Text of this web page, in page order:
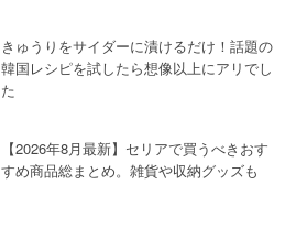
きゅうりをサイダーに漬けるだけ！話題の
韓国レシピを試したら想像以上にアリでし
た
【2026年8月最新】セリアで買うべきおす
すめ商品総まとめ。雑貨や収納グッズも